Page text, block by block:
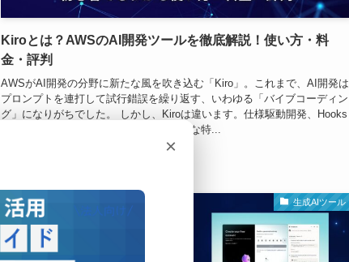
Kiroとは？AWSのAI開発ツールを徹底解説！使い方・料
金・評判
AWSがAI開発の分野に新たな風を吹き込む「Kiro」。これまで、AI開発は
プロンプトを連打して試行錯誤を繰り返す、いわゆる「バイブコーディン
グ」になりがちでした。 しかし、Kiroは違います。仕様駆動開発、Hooks
機能、本格的な開発環境といった革新的な特...
生成AIツール
×